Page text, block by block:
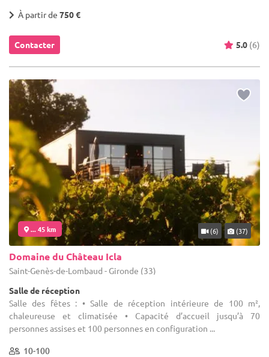
À partir de 750 €
Contacter 5.0 (6)
... 45 km (6) (37)
Domaine du Château Icla
Saint-Genès-de-Lombaud - Gironde (33)
Salle de réception
Salle des fêtes : • Salle de réception intérieure de 100 m²,
chaleureuse et climatisée • Capacité d’accueil jusqu’à 70
personnes assises et 100 personnes en configuration ...
10-100